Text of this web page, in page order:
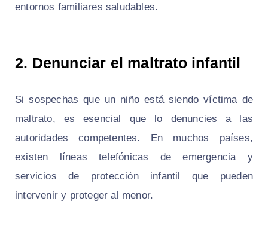
entornos familiares saludables.
2. Denunciar el maltrato infantil
Si sospechas que un niño está siendo víctima de
maltrato, es esencial que lo denuncies a las
autoridades competentes. En muchos países,
existen líneas telefónicas de emergencia y
servicios de protección infantil que pueden
intervenir y proteger al menor.